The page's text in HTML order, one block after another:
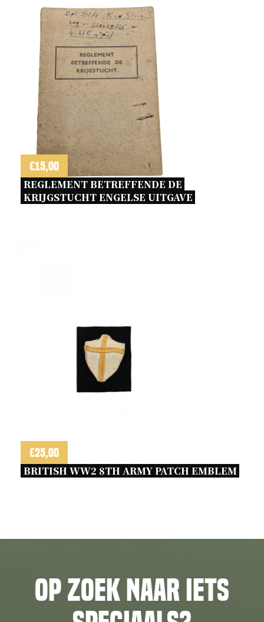
€15,00
REGLEMENT BETREFFENDE DE
KRIJGSTUCHT ENGELSE UITGAVE
€25,00
BRITISH WW2 8TH ARMY PATCH EMBLEM
Op zoek naar iets